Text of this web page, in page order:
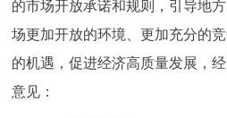
便民服务 利企服务
中介服务 阳光政务
政民互动
的市场开放承诺和规则，引导地
场更加开放的环境、更加充分的
的机遇，促进经济高质量发展，
意见：